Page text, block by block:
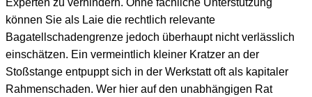
Experten zu verhindern. Ohne fachliche Unterstützung
können Sie als Laie die rechtlich relevante
Bagatellschadengrenze jedoch überhaupt nicht verlässlich
einschätzen. Ein vermeintlich kleiner Kratzer an der
Stoßstange entpuppt sich in der Werkstatt oft als kapitaler
Rahmenschaden. Wer hier auf den unabhängigen Rat